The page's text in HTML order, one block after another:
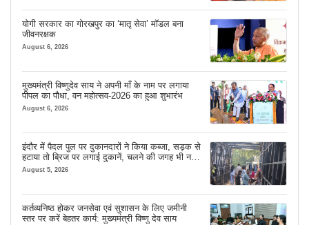
योगी सरकार का गोरखपुर का ‘मातृ सेवा’ मॉडल बना
जीवनरक्षक
August 6, 2026
मुख्यमंत्री विष्णुदेव साय ने अपनी माँ के नाम पर लगाया
पीपल का पौधा, वन महोत्सव-2026 का हुआ शुभारंभ
August 6, 2026
इंदौर में पैदल पुल पर दुकानदारों ने किया कब्जा, सड़क से
हटाया तो ब्रिज पर लगाई दुकानें, चलने की जगह भी नहीं
मिल रही
August 5, 2026
कर्तव्यनिष्ठ होकर जनसेवा एवं सुशासन के लिए जमीनी
स्तर पर करें बेहतर कार्य: मुख्यमंत्री विष्णु देव साय